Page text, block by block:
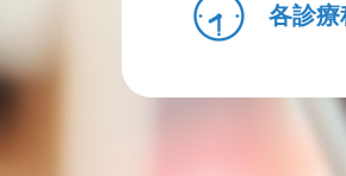
各診療